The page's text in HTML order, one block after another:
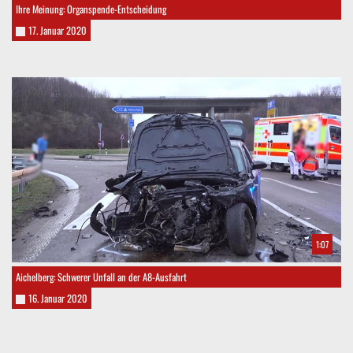
Ihre Meinung: Organspende-Entscheidung
17. Januar 2020
1:07
Aichelberg: Schwerer Unfall an der A8-Ausfahrt
16. Januar 2020